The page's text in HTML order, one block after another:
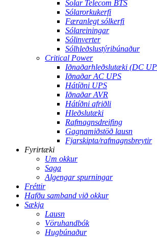
Solar Telecom BTS
Sólarorkukerfi
Færanlegt sólkerfi
Sólareiningar
Sólinverter
Sólhleðslustýribúnaður
Critical Power
Iðnaðarhleðslutæki (DC
Iðnaðar AC UPS
Hátíðni UPS
Iðnaðar AVR
Hátíðni afriðli
Hleðslutæki
Rafmagnsdreifing
Gagnamiðstöð lausn
Fjarskipta/rafmagnsbreytir
Fyrirtæki
Um okkur
Saga
Algengar spurningar
Fréttir
Hafðu samband við okkur
Sækja
Lausn
Vöruhandbók
Hugbúnaður